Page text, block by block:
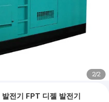
2/2
전기 FPT 디젤 발전기